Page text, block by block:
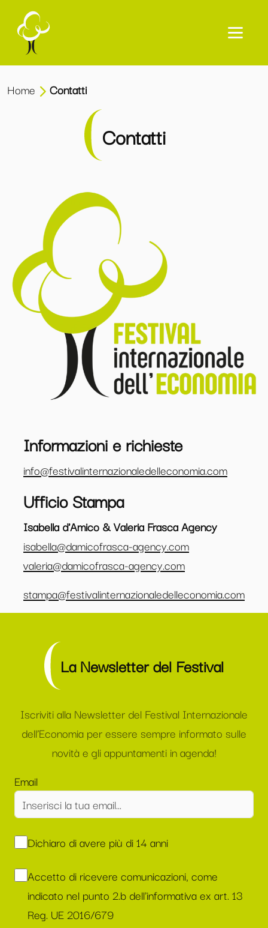
Home Contatti
Contatti
Informazioni e richieste
info@festivalinternazionaledelleconomia.com
Ufficio Stampa
Isabella d'Amico & Valeria Frasca Agency
isabella@damicofrasca-agency.com
valeria@damicofrasca-agency.com
stampa@festivalinternazionaledelleconomia.com
La Newsletter del Festival
Iscriviti alla Newsletter del Festival Internazionale
dell’Economia per essere sempre informato sulle
novità e gli appuntamenti in agenda!
Email
Dichiaro di avere più di 14 anni
Accetto di ricevere comunicazioni, come
indicato nel punto 2.b dell'informativa ex art. 13
Reg. UE 2016/679